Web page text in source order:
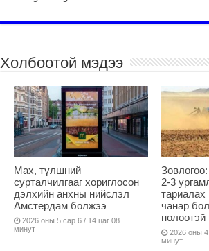
Холбоотой мэдээ
Мах, түлшний
сурталчилгааг хориглосон
дэлхийн анхны нийслэл
Амстердам болжээ
2026 оны 5 сар 6 / 14 цаг 08
минут
2-3
тариалах
чанар
нөлөөтэй
2026 оны 4
минут